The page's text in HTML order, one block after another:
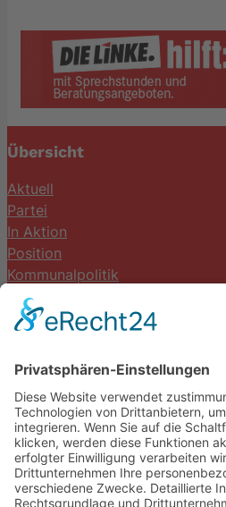
Übersicht
Aktuell
Partei
In Aktion
Position
Kommunalpolitik
Termine
DIE LINKE. Schwalm-Eder
Steingasse 5
34613 Schwalmstadt
Tel.06691 8077899
info@die-linke-schwalm-eder.de